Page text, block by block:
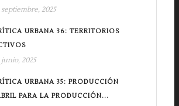
septiembre, 2025
URBANA 36: TERRITORIOS
junio, 2025
URBANA 35: PRODUCCIÓN
PARA LA PRODUCCIÓN...